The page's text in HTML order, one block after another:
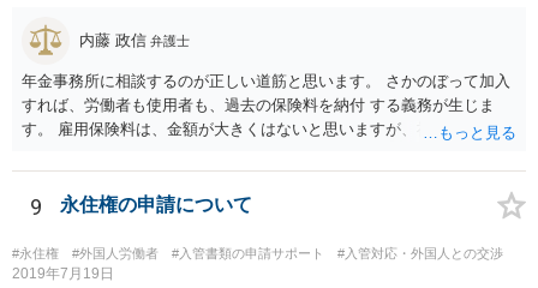
内藤 政信 弁護士
年金事務所に相談するのが正しい道筋と思います。 さかのぼって加入
すれば、労働者も使用者も、過去の保険料を納付 する義務が生じま
す。 雇用保険料は、金額が大きくはないと思いますが、社会保険はか
難しい問題の一つなので、年金事務所および必要に応じて社労士にも
相談されるといいでしょう。
9 永住権の申請について
#永住権 #外国人労働者 #入管書類の申請サポート #入管対応・外国人との交渉
2019年7月19日